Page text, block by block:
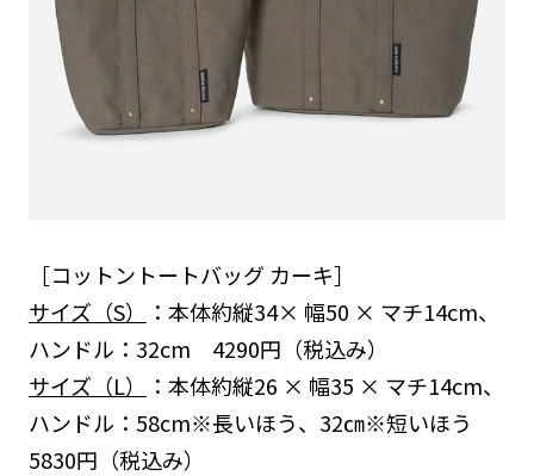
［コットントートバッグ カーキ］
サイズ（S）
：本体約縦34× 幅50 × マチ14cm、
ハンドル：32cm 4290円（税込み）
サイズ（L）
：本体約縦26 × 幅35 × マチ14cm、
ハンドル：58cm※長いほう、32㎝※短いほう
5830円（税込み）